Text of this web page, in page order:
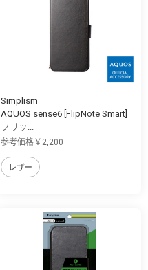
Simplism
AQUOS sense6 [FlipNote Smart]
フリッ...
参考価格￥2,200
レザー